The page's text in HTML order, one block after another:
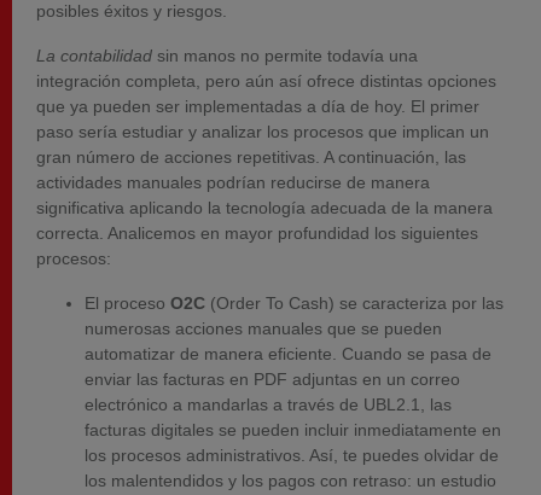
posibles éxitos y riesgos.
La contabilidad sin manos no permite todavía una
integración completa, pero aún así ofrece distintas opciones
que ya pueden ser implementadas a día de hoy. El primer
paso sería estudiar y analizar los procesos que implican un
gran número de acciones repetitivas. A continuación, las
actividades manuales podrían reducirse de manera
significativa aplicando la tecnología adecuada de la manera
correcta. Analicemos en mayor profundidad los siguientes
procesos:
El proceso O2C (Order To Cash) se caracteriza por las
numerosas acciones manuales que se pueden
automatizar de manera eficiente. Cuando se pasa de
enviar las facturas en PDF adjuntas en un correo
electrónico a mandarlas a través de UBL2.1, las
facturas digitales se pueden incluir inmediatamente en
los procesos administrativos. Así, te puedes olvidar de
los malentendidos y los pagos con retraso: un estudio